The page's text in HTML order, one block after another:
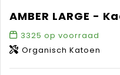
3325 op voorraad
Organisch Katoen